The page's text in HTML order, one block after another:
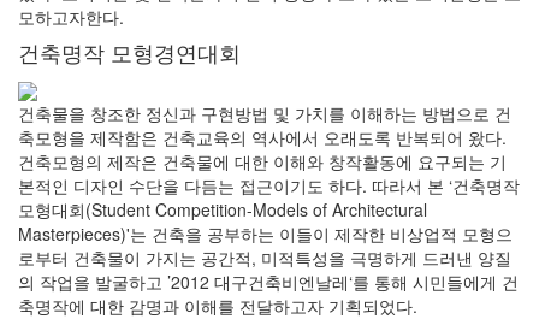
모하고자한다.
건축명작 모형경연대회
건축물을 창조한 정신과 구현방법 및 가치를 이해하는 방법으로 건
축모형을 제작함은 건축교육의 역사에서 오래도록 반복되어 왔다.
건축모형의 제작은 건축물에 대한 이해와 창작활동에 요구되는 기
본적인 디자인 수단을 다듬는 접근이기도 하다. 따라서 본 ‘건축명작
모형대회(Student Competition-Models of Architectural
Masterpieces)'는 건축을 공부하는 이들이 제작한 비상업적 모형으
로부터 건축물이 가지는 공간적, 미적특성을 극명하게 드러낸 양질
의 작업을 발굴하고 ’2012 대구건축비엔날레‘를 통해 시민들에게 건
축명작에 대한 감명과 이해를 전달하고자 기획되었다.